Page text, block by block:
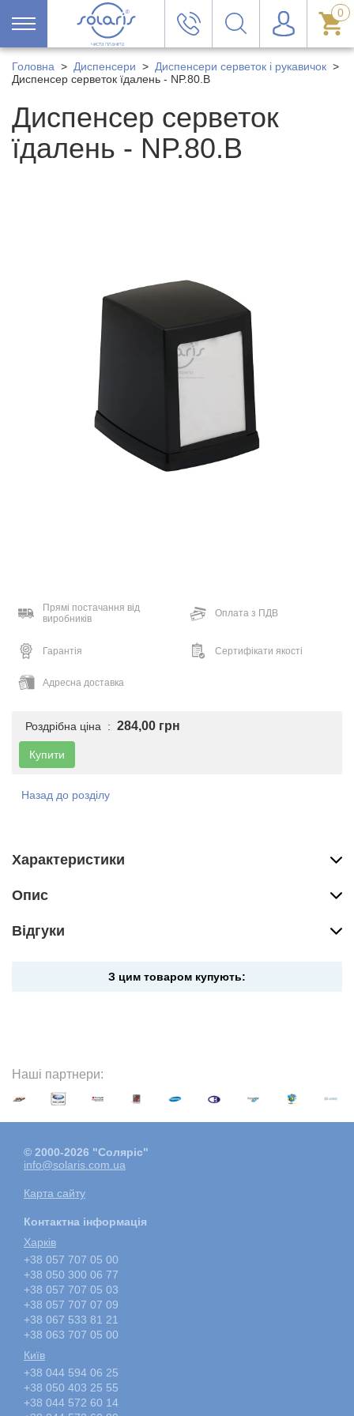
0
Головна > Диспенсери > Диспенсери серветок і рукавичок >
Диспенсер серветок їдалень - NP.80.B
Диспенсер серветок
їдалень - NP.80.B
Прямі постачання від
виробників
Оплата з ПДВ
Гарантія Сертифікати якості
Адресна доставка
Роздрібна ціна : 284,00 грн
Купити
Назад до розділу
Характеристики
Опис
Вiдгуки
З цим товаром купують:
Наші партнери:
© 2000-2026 "Соляріс"
info@solaris.com.ua
Карта сайту
Контактна інформація
Харкiв
+38 057 707 05 00
+38 050 300 06 77
+38 057 707 05 03
+38 057 707 07 09
+38 067 533 81 21
+38 063 707 05 00
Київ
+38 044 594 06 25
+38 050 403 25 55
+38 044 572 60 14